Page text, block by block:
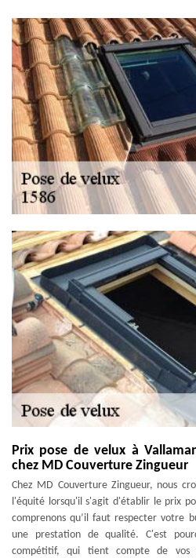
Prix pose de velux à
chez MD Couverture Zingueur
Chez MD Couverture Zingueur, nous
l'équité lorsqu'il s'agit d'établir le prix
comprenons qu’il faut respecter votre
une prestation de qualité. C'est
compétitif, qui tient compte de vos